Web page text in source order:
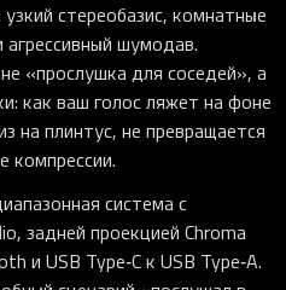
стереобазис, комнатные
агрессивный шумодав.
«прослушка для соседей», а
как ваш голос ляжет на фоне
на плинтус, не превращается
компрессии.
система с
задней проекцией Chroma
и USB Type‑C к USB Type‑A.